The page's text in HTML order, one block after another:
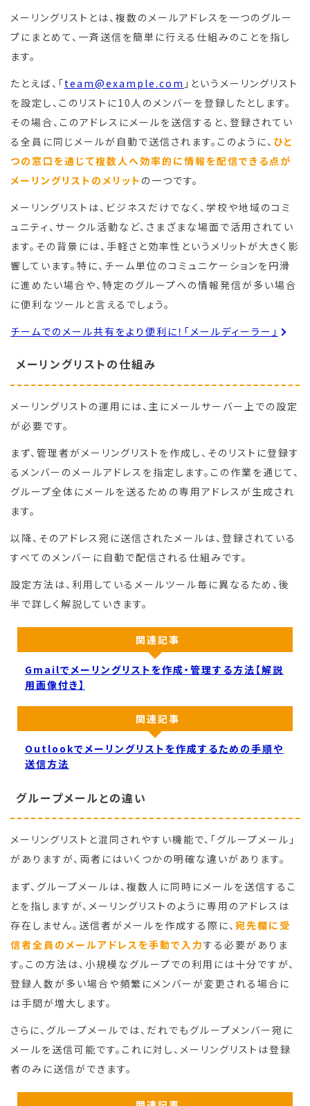
メーリングリストとは、複数のメールアドレスを一つのグルー
プにまとめて、一斉送信を簡単に行える仕組みのことを指し
ます。
たとえば、「team@example.com 」というメーリングリスト
を設定し、このリストに10人のメンバーを登録したとします。
その場合、このアドレスにメールを送信すると、登録されてい
る全員に同じメールが自動で送信されます。このように、 ひと
つの窓口を通じて複数人へ効率的に情報を配信できる点が
メーリングリストのメリット の一つです。
メーリングリストは、ビジネスだけでなく、学校や地域のコミ
ュニティ、サークル活動など、さまざまな場面で活用されてい
ます。その背景には、手軽さと効率性というメリットが大きく影
響しています。特に、チーム単位のコミュニケーションを円滑
に進めたい場合や、特定のグループへの情報発信が多い場合
に便利なツールと言えるでしょう。
チームでのメール共有をより便利に！「メールディーラー」
メーリングリストの仕組み
メーリングリストの運用には、主にメールサーバー上での設定
が必要です。
まず、管理者がメーリングリストを作成し、そのリストに登録す
るメンバーのメールアドレスを指定します。この作業を通じて、
グループ全体にメールを送るための専用アドレスが生成され
ます。
以降、そのアドレス宛に送信されたメールは、登録されている
すべてのメンバーに自動で配信される仕組みです。
設定方法は、利用しているメールツール毎に異なるため、後
半で詳しく解説していきます。
関連記事
Gmailでメーリングリストを作成・管理する方法【解説
用画像付き】
関連記事
Outlookでメーリングリストを作成するための手順や
送信方法
グループメールとの違い
メーリングリストと混同されやすい機能で、「グループメール」
がありますが、両者にはいくつかの明確な違いがあります。
まず、グループメールは、複数人に同時にメールを送信するこ
とを指しますが、メーリングリストのように専用のアドレスは
存在しません。送信者がメールを作成する際に、 宛先欄に受
信者全員のメールアドレスを手動で入力する必要がありま
す。この方法は、小規模なグループでの利用には十分ですが、
登録人数が多い場合や頻繁にメンバーが変更される場合に
は手間が増大します。
さらに、グループメールでは、だれでもグループメンバー宛に
メールを送信可能です。これに対し、メーリングリストは登録
者のみに送信ができます。